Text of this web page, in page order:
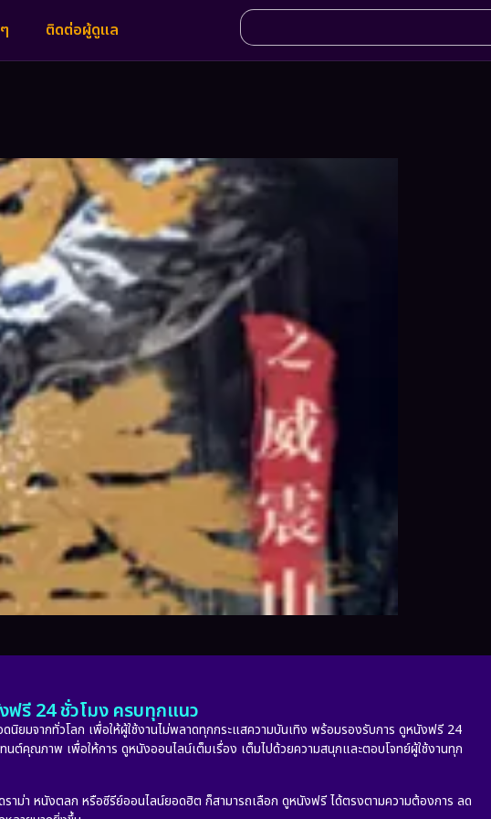
ติดต่อผู้ดูแล
รี 24 ชั่วโมง ครบทุกแนว
มจากทั่วโลก เพื่อให้ผู้ใช้งานไม่พลาดทุกกระแสความบันเทิง พร้อมรองรับการ ดูหนังฟรี 24
ต์คุณภาพ เพื่อให้การ ดูหนังออนไลน์เต็มเรื่อง เต็มไปด้วยความสนุกและตอบโจทย์ผู้ใช้งานทุก
าม่า หนังตลก หรือซีรีย์ออนไลน์ยอดฮิต ก็สามารถเลือก ดูหนังฟรี ได้ตรงตามความต้องการ ลด